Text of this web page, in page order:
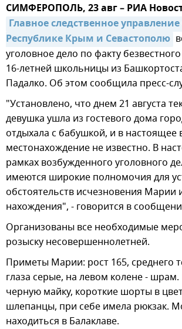
СИМФЕРОПОЛЬ, 23 авг – РИА
Главное следственное
Республике Крым и Севастополю
уголовное дело по факту
16-летней школьницы из
Падалко. Об этом сообщила пресс-
"Установлено, что днем 21 августа
девушка ушла из гостевого дома
отдыхала с бабушкой, и в настоящее
местонахождение не известно. В
рамках возбужденного уголовного
имеются широкие полномочия для
обстоятельств исчезновения Марии
нахождения", - говорится в
Организованы все необходимые
розыску несовершеннолетней.
Приметы Марии: рост 165, среднего
глаза серые, на левом колене -
черную майку, короткие шорты в
шлепанцы, при себе имела рюкзак.
находиться в Балаклаве.